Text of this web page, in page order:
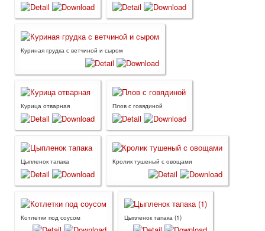
Куриная грудка с ветчиной и сыром
Курица отварная Плов с говядиной
Цыпленок тапака Кролик тушеный с овощами
Котлетки под соусом Цыпленок тапака (1)